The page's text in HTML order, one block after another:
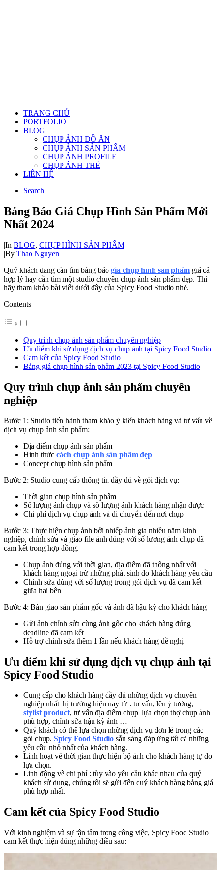
TRANG CHỦ
PORTFOLIO
BLOG
CHỤP ẢNH ĐỒ ĂN
CHỤP ẢNH SẢN PHẨM
CHỤP ẢNH PROFILE
CHỤP ẢNH THẺ
LIÊN HỆ
Search
Bảng Báo Giá Chụp Hình Sản Phẩm Mới
Nhất 2024
|In BLOG, CHỤP HÌNH SẢN PHẨM
|By Thao Nguyen
Quý khách đang cần tìm bảng báo giá chụp hình sản phẩm giá cả
hợp lý hay cần tìm một studio chuyên chụp ảnh sản phẩm đẹp. Thì
hãy tham khảo bài viết dưới đây của Spicy Food Studio nhé.
Contents
Quy trình chụp ảnh sản phẩm chuyên nghiệp
Ưu điểm khi sử dụng dịch vụ chụp ảnh tại Spicy Food Studio
Cam kết của Spicy Food Studio
Bảng giá chụp hình sản phẩm 2023 tại Spicy Food Studio
Quy trình chụp ảnh sản phẩm chuyên
nghiệp
Bước 1: Studio tiến hành tham khảo ý kiến khách hàng và tư vấn về
dịch vụ chụp ảnh sản phẩm:
Địa điểm chụp ảnh sản phẩm
Hình thức cách chụp ảnh sản phẩm đẹp
Concept chụp hình sản phẩm
Bước 2: Studio cung cấp thông tin đầy đủ về gói dịch vụ:
Thời gian chụp hình sản phẩm
Số lượng ảnh chụp và số lượng ảnh khách hàng nhận được
Chi phí dịch vụ chụp ảnh và di chuyển đến nơi chụp
Bước 3: Thực hiện chụp ảnh bởi nhiếp ảnh gia nhiều năm kinh
nghiệp, chỉnh sửa và giao file ảnh đúng với số lượng ảnh chụp đã
cam kết trong hợp đồng.
Chụp ảnh đúng với thời gian, địa điểm đã thống nhất với
khách hàng ngoại trừ những phát sinh do khách hàng yêu cầu
Chỉnh sửa đúng với số lượng trong gói dịch vụ đã cam kết
giữa hai bên
Bước 4: Bàn giao sản phẩm gốc và ảnh đã hậu kỳ cho khách hàng
Gửi ảnh chỉnh sửa cùng ảnh gốc cho khách hàng đúng
deadline đã cam kết
Hỗ trợ chỉnh sửa thêm 1 lần nếu khách hàng đề nghị
Ưu điểm khi sử dụng dịch vụ chụp ảnh tại
Spicy Food Studio
Cung cấp cho khách hàng đầy đủ những dịch vụ chuyên
nghiệp nhất thị trường hiện nay từ : tư vấn, lên ý tưởng,
stylist product, tư vấn địa điểm chụp, lựa chọn thợ chụp ảnh
phù hợp, chỉnh sửa hậu kỳ ảnh …
Quý khách có thể lựa chọn những dịch vụ đơn lẻ trong các
gói chụp. Spicy Food Studio sẵn sàng đáp ứng tất cả những
yêu cầu nhỏ nhất của khách hàng.
Linh hoạt về thời gian thực hiện bộ ảnh cho khách hàng tự do
lựa chọn.
Linh động về chi phí : tùy vào yêu cầu khác nhau của quý
khách sử dụng, chúng tôi sẽ gửi đến quý khách hàng bảng giá
phù hợp nhất.
Cam kết của Spicy Food Studio
Với kinh nghiệm và sự tận tâm trong công việc, Spicy Food Studio
cam kết thực hiện đúng những điều sau: